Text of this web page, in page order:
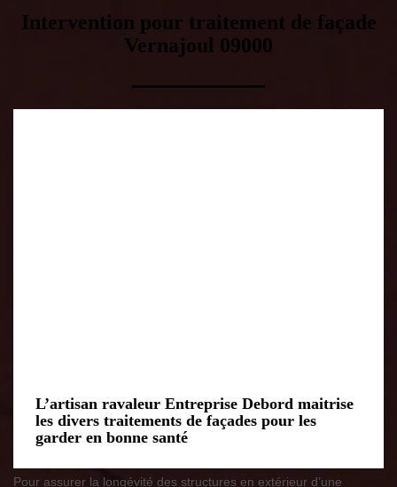
Intervention pour traitement de façade
Vernajoul 09000
L’artisan ravaleur Entreprise Debord maitrise
les divers traitements de façades pour les
garder en bonne santé
Pour assurer la longévité des structures en extérieur d’une